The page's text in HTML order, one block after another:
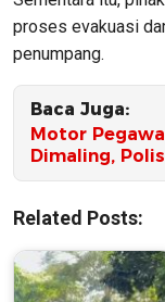
proses evakuasi
penumpang.
Baca Juga:
Motor
Dimaling,
Related Posts: